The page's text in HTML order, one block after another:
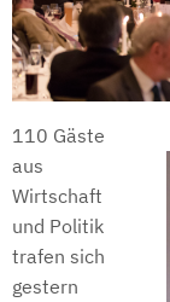
110 Gäste
aus
Wirtschaft
und Politik
trafen sich
gestern